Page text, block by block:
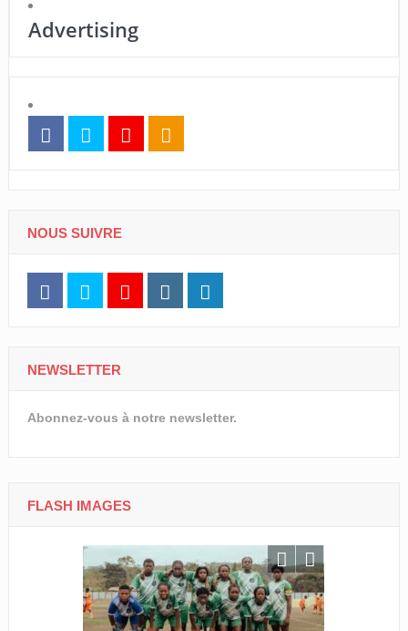
Advertising
NOUS SUIVRE
NEWSLETTER
Abonnez-vous à notre newsletter.
FLASH IMAGES